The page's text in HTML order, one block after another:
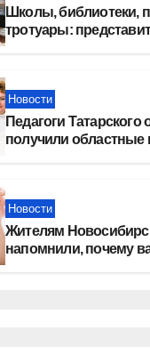
Школы, библиотеки,
тротуары:
Новости
Педагоги Татарского
получили областные
Новости
Жителям
напомнили, почему